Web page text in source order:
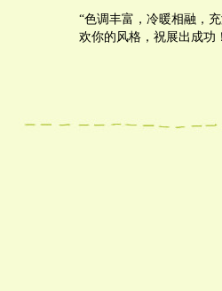
“色调丰富，冷暖相融，
欢你的风格，祝展出成功！